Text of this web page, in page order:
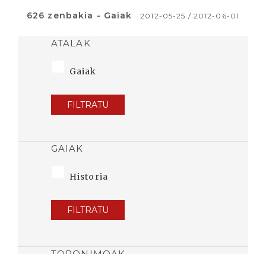
626 zenbakia - Gaiak 2012-05-25 / 2012-06-01
ATALAK
Gaiak
FILTRATU
GAIAK
Historia
FILTRATU